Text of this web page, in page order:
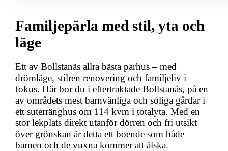
Familjepärla med stil, yta och
läge
Ett av Bollstanäs allra bästa parhus – med
drömläge, stilren renovering och familjeliv i
fokus. Här bor du i eftertraktade Bollstanäs, på en
av områdets mest barnvänliga och soliga gårdar i
ett suterränghus om 114 kvm i totalyta. Med en
stor lekplats direkt utanför dörren och fri utsikt
över grönskan är detta ett boende som både
barnen och de vuxna kommer att älska.